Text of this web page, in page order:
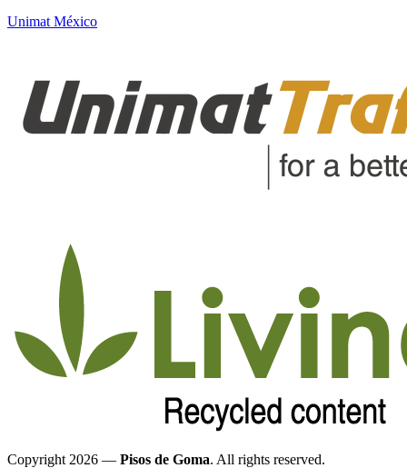
Unimat México
Copyright 2026 — Pisos de Goma. All rights reserved.